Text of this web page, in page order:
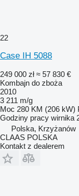
22
Case IH 5088
249 000 zł ≈ 57 830 €
Kombajn do zboża
2010
3 211 m/g
Moc 280 KM (206 kW)
Godziny pracy wirnika
Polska, Krzyżanów
CLAAS POLSKA
Kontakt z dealerem